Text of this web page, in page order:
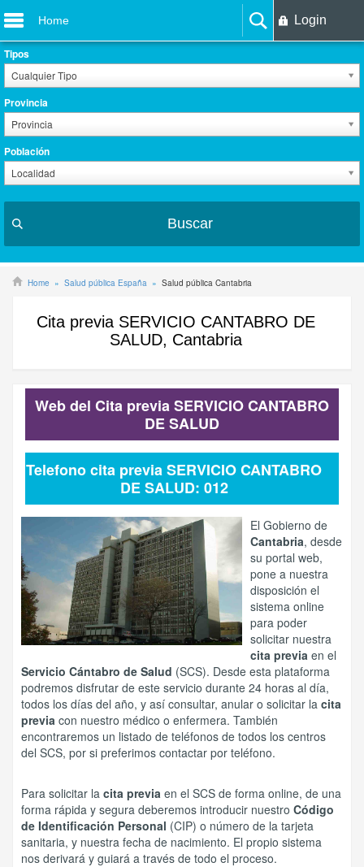
Home Login
Tipos
Cualquier Tipo
Provincia
Provincia
Población
Localidad
Buscar
Home Salud pública España Salud pública Cantabria
Cita previa SERVICIO CANTABRO DE
SALUD, Cantabria
Web del Cita previa SERVICIO CANTABRO
DE SALUD
Telefono cita previa SERVICIO CANTABRO
DE SALUD: 012
El Gobierno de
Cantabria, desde
su portal web,
pone a nuestra
disposición el
sistema online
para poder
solicitar nuestra
cita previa en el
Servicio Cántabro de Salud (SCS). Desde esta plataforma
podremos disfrutar de este servicio durante 24 horas al día,
todos los días del año, y así consultar, anular o solicitar la cita
previa con nuestro médico o enfermera. También
encontraremos un listado de teléfonos de todos los centros
del SCS, por si preferimos contactar por teléfono.
Para solicitar la cita previa en el SCS de forma online, de una
forma rápida y segura deberemos introducir nuestro Código
de Identificación Personal (CIP) o número de la tarjeta
sanitaria, y nuestra fecha de nacimiento. El propio sistema
nos derivará y guiará a través de todo el proceso.